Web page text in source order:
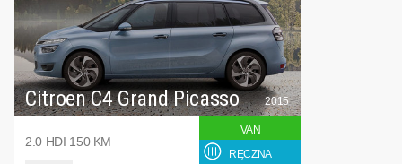
Citroen C4 Grand Picasso
2.0 HDI 150 KM
2015
VAN
RĘCZNA